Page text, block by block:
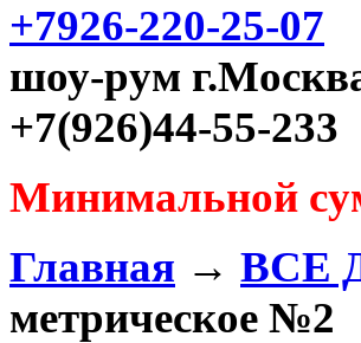
+7926-220-25-07
шоу-рум
+7(926)44-55-233
Минимальной
Главная → ВСЕ
метрическое №2